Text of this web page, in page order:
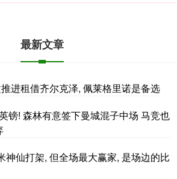
最新文章
进租借齐尔克泽, 佩莱格里诺是备选
镑! 森林有意签下曼城混子中场 马竞也
神仙打架, 但全场最大赢家, 是场边的比